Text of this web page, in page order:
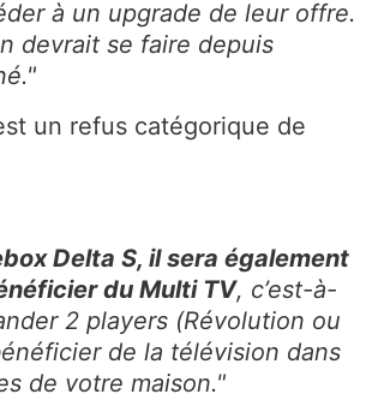
à un upgrade de leur offre.
devrait se faire depuis
un refus catégorique de
Delta S, il sera également
du Multi TV, c’est-à-
2 players (Révolution ou
de la télévision dans
de votre maison."